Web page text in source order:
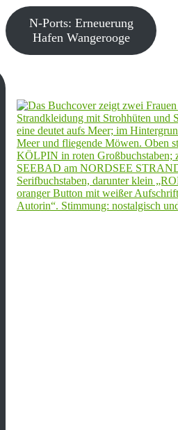
N-Ports: Erneuerung
Hafen Wangerooge